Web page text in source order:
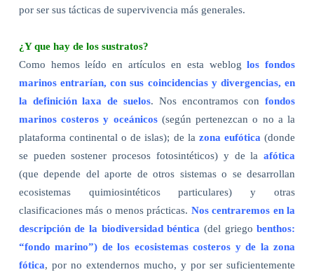
por ser sus tácticas de supervivencia más generales.
¿Y que hay de los sustratos?
Como hemos leído en artículos en esta webloglos fondos
marinos entrarían, con sus coincidencias y divergencias, en
la definición laxa de suelos. Nos encontramos confondos
marinos costeros y oceánicos(según pertenezcan o no a la
plataforma continental o de islas); de la zona eufótica(donde
se pueden sostener procesos fotosintéticos) y de laafótica
(que depende del aporte de otros sistemas o se desarrollan
ecosistemas quimiosintéticos particulares) y otras
clasificaciones más o menos prácticas. Nos centraremos en la
descripción de la biodiversidad béntica (del griegobenthos:
“fondo marino”) de los ecosistemas costeros y de la zona
fótica, por no extendernos mucho, y por ser suficientemente